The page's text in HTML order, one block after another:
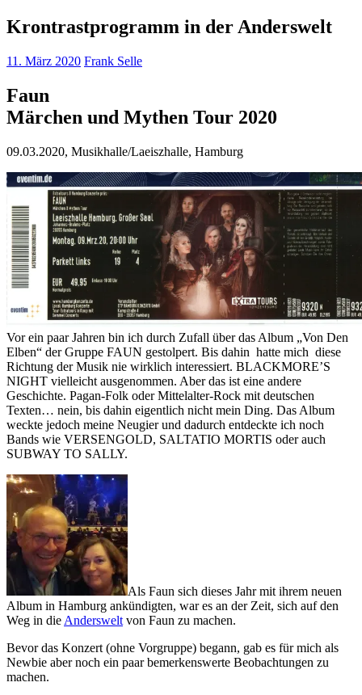
Krontrastprogramm in der Anderswelt
11. März 2020 Frank Selle
Faun
Märchen und Mythen Tour 2020
09.03.2020, Musikhalle/Laeiszhalle, Hamburg
Vor ein paar Jahren bin ich durch Zufall über das Album „Von Den
Elben“ der Gruppe FAUN gestolpert. Bis dahin hatte mich diese
Richtung der Musik nie wirklich interessiert. BLACKMORE’S
NIGHT vielleicht ausgenommen. Aber das ist eine andere
Geschichte. Pagan-Folk oder Mittelalter-Rock mit deutschen
Texten… nein, bis dahin eigentlich nicht mein Ding. Das Album
weckte jedoch meine Neugier und dadurch entdeckte ich noch
Bands wie VERSENGOLD, SALTATIO MORTIS oder auch
SUBWAY TO SALLY.
Als Faun sich dieses Jahr mit ihrem neuen
Album in Hamburg ankündigten, war es an der Zeit, sich auf den
Weg in die Anderswelt von Faun zu machen.
Bevor das Konzert (ohne Vorgruppe) begann, gab es für mich als
Newbie aber noch ein paar bemerkenswerte Beobachtungen zu
machen.